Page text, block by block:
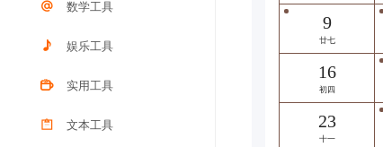
数学工具
娱乐工具
实用工具
文本工具
9
廿七
16
初四
23
十一